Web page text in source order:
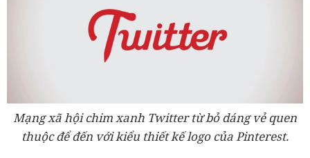
Mạng xã hội chim xanh Twitter từ bỏ dáng vẻ quen
thuộc để đến với kiểu thiết kế logo của Pinterest.